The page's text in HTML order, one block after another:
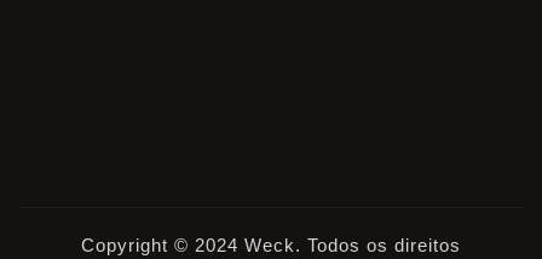
Copyright © 2024 Weck. Todos os direitos